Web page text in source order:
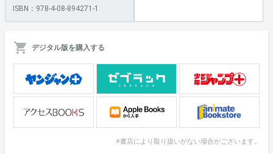
ISBN：978-4-08-894271-1
デジタル版を購入する
※書店により取り扱いがない場合がございます。